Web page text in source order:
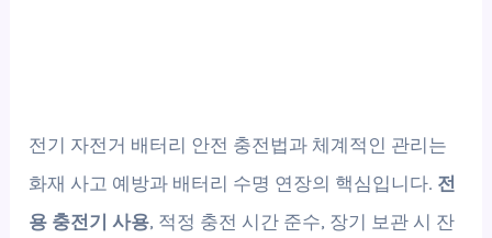
전기 자전거 배터리 안전 충전법과 체계적인 관리는
화재 사고 예방과 배터리 수명 연장의 핵심입니다. 전
용 충전기 사용, 적정 충전 시간 준수, 장기 보관 시 잔